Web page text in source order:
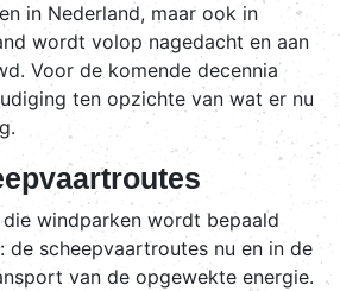
in Nederland, maar ook in
wordt volop nagedacht en aan
Voor de komende decennia
ten opzichte van wat er nu
windparken wordt bepaald
scheepvaartroutes nu en in de
van de opgewekte energie.